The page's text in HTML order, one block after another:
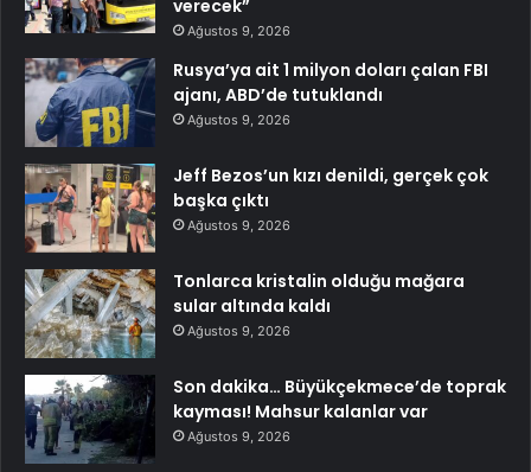
verecek”
Ağustos 9, 2026
Rusya’ya ait 1 milyon doları çalan FBI
ajanı, ABD’de tutuklandı
Ağustos 9, 2026
Jeff Bezos’un kızı denildi, gerçek çok
başka çıktı
Ağustos 9, 2026
Tonlarca kristalin olduğu mağara
sular altında kaldı
Ağustos 9, 2026
Son dakika… Büyükçekmece’de toprak
kayması! Mahsur kalanlar var
Ağustos 9, 2026